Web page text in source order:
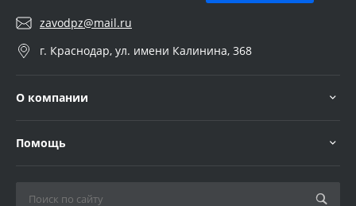
zavodpz@mail.ru
г. Краснодар, ул. имени Калинина, 368
О компании
Помощь